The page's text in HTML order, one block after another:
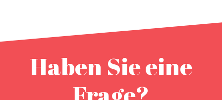
Haben Sie eine